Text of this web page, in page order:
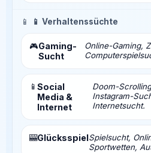
📱 📱 Verhaltenssüchte
🎮Gaming-
Sucht
Online-Gaming,
📱 Social
Media &
Internet
Doom-
Instagram-
Internetsucht.
🎰GlücksspielSpielsucht,
Sportwetten,